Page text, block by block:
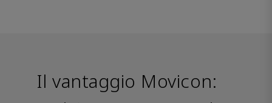
Il vantaggio Movicon: